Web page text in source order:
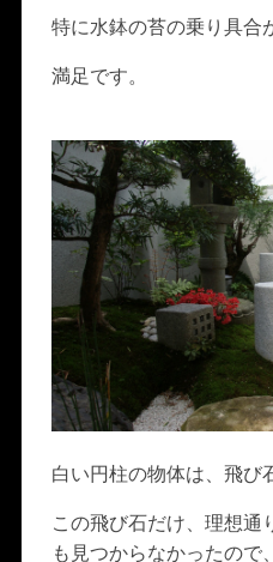
特に水鉢の苔の乗り具合
満足です。
白い円柱の物体は、飛び
この飛び石だけ、理想通
も見つからなかったので